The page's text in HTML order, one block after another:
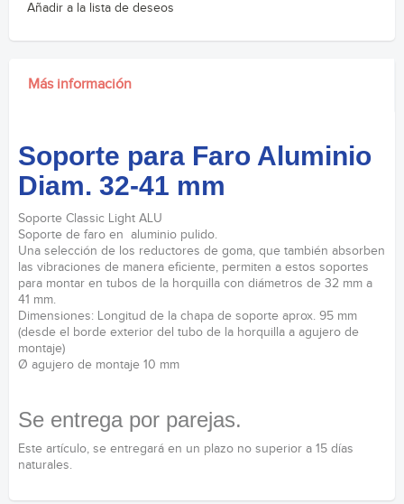
Añadir a la lista de deseos
Más información
Soporte para Faro Aluminio
Diam. 32-41 mm
Soporte Classic Light ALU
Soporte de faro en aluminio pulido.
Una selección de los reductores de goma, que también absorben
las vibraciones de manera eficiente, permiten a estos soportes
para montar en tubos de la horquilla con diámetros de 32 mm a
41 mm.
Dimensiones: Longitud de la chapa de soporte aprox. 95 mm
(desde el borde exterior del tubo de la horquilla a agujero de
montaje)
Ø agujero de montaje 10 mm
Se entrega por parejas.
Este artículo, se entregará en un plazo no superior a 15 días
naturales.